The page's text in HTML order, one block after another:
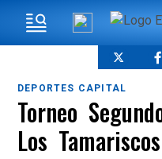
DEPORTES CAPITAL
Torneo
Los Tamariscos